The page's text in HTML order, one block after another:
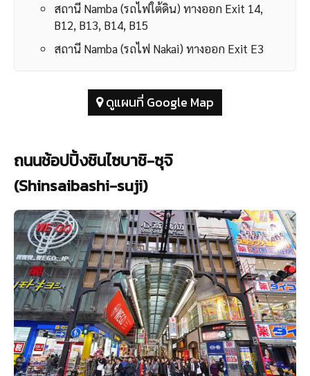
สถานี Namba (รถไฟใต้ดิน) ทางออก Exit 14,
B12, B13, B14, B15
สถานี Namba (รถไฟ Nakai) ทางออก Exit E3
ดูแผนที่ Google Map
ถนนช้อปปิ้งชินไซบาชิ-ซุจิ
(Shinsaibashi-suji)